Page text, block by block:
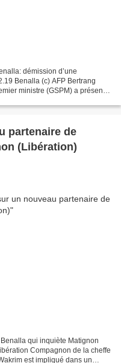
démission d’une
Benalla (c) AFP Bertrang
ministre (GSPM) a présenté
partenaire de
(Libération)
qui inquiète Matignon
Compagnon de la cheffe
est impliqué dans un